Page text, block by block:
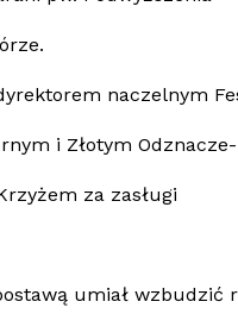
naczelnym
i Złotym Odznacze-
za zasługi
umiał